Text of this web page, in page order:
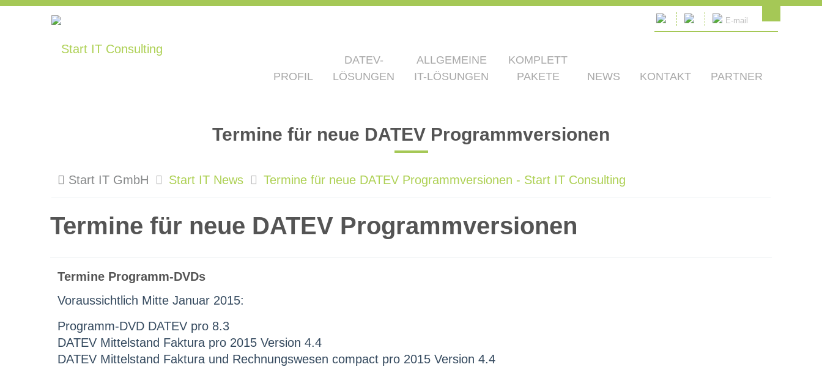
E-mail
PROFIL
DATEV-
LÖSUNGEN
ALLGEMEINE
IT-LÖSUNGEN
KOMPLETT
PAKETE
NEWS KONTAKT PARTNER
Termine für neue DATEV Programmversionen
Start IT GmbH Start IT News Termine für neue DATEV Programmversionen - Start IT Consulting
Termine für neue DATEV Programmversionen
Termine Programm-DVDs
Voraussichtlich Mitte Januar 2015:
Programm-DVD DATEV pro 8.3
DATEV Mittelstand Faktura pro 2015 Version 4.4
DATEV Mittelstand Faktura und Rechnungswesen compact pro 2015 Version 4.4